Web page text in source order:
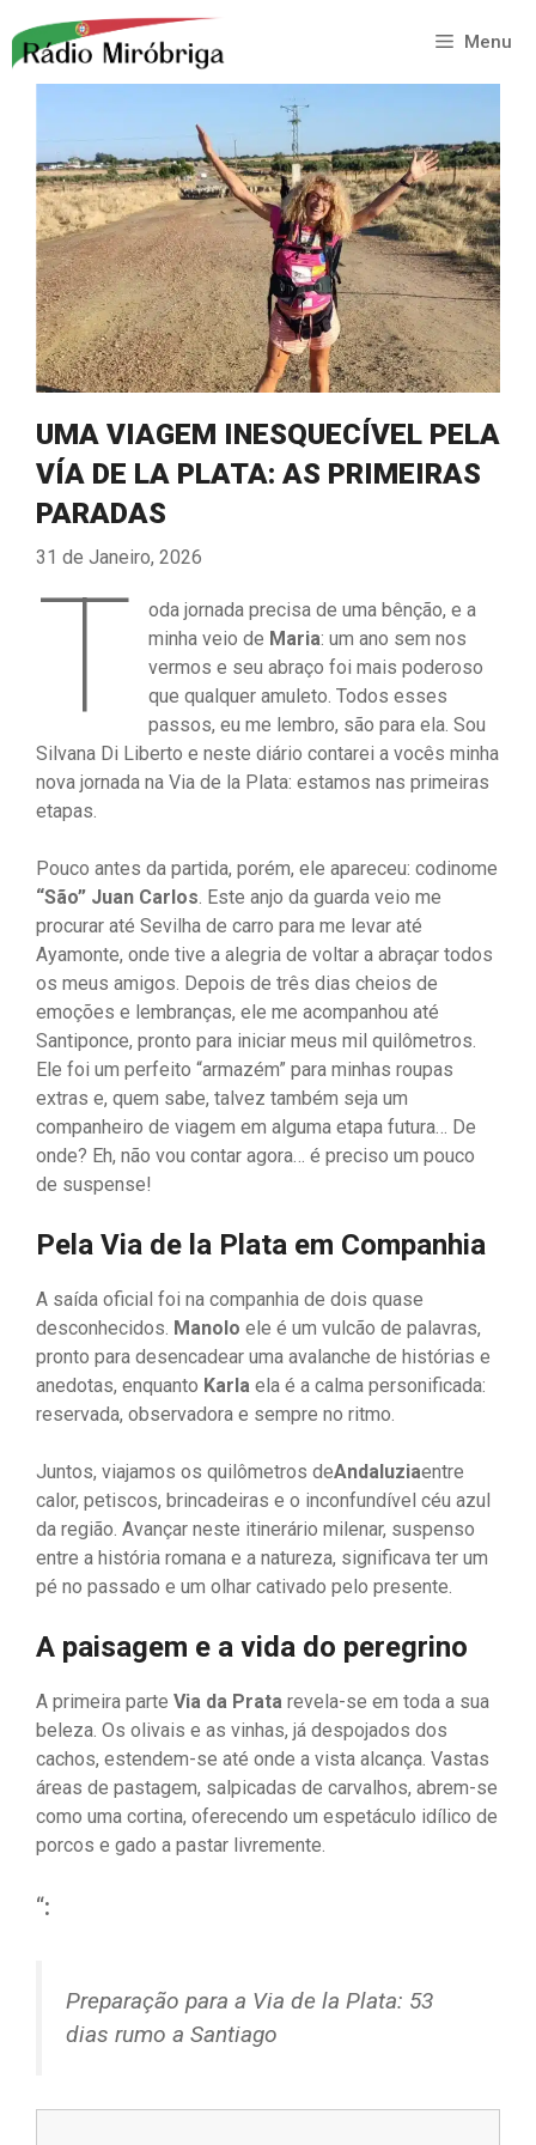
para
Menu
UMA VIAGEM INESQUECÍVEL PELA
VÍA DE LA PLATA: AS PRIMEIRAS
PARADAS
31 de Janeiro, 2026
T
oda jornada precisa de uma bênção, e a
minha veio de Maria: um ano sem nos
vermos e seu abraço foi mais poderoso
que qualquer amuleto. Todos esses
passos, eu me lembro, são para ela. Sou
Silvana Di Liberto e neste diário contarei a vocês minha
nova jornada na Via de la Plata: estamos nas primeiras
etapas.
Pouco antes da partida, porém, ele apareceu: codinome
“São” Juan Carlos . Este anjo da guarda veio me
procurar até Sevilha de carro para me levar até
Ayamonte, onde tive a alegria de voltar a abraçar todos
os meus amigos. Depois de três dias cheios de
emoções e lembranças, ele me acompanhou até
Santiponce, pronto para iniciar meus mil quilômetros.
Ele foi um perfeito “armazém” para minhas roupas
extras e, quem sabe, talvez também seja um
companheiro de viagem em alguma etapa futura… De
onde? Eh, não vou contar agora… é preciso um pouco
de suspense!
Pela Via de la Plata em Companhia
A saída oficial foi na companhia de dois quase
desconhecidos. Manolo ele é um vulcão de palavras,
pronto para desencadear uma avalanche de histórias e
anedotas, enquanto Karla ela é a calma personificada:
reservada, observadora e sempre no ritmo.
Juntos, viajamos os quilômetros deAndaluziaentre
calor, petiscos, brincadeiras e o inconfundível céu azul
da região. Avançar neste itinerário milenar, suspenso
entre a história romana e a natureza, significava ter um
pé no passado e um olhar cativado pelo presente.
A paisagem e a vida do peregrino
A primeira parte Via da Prata revela-se em toda a sua
beleza. Os olivais e as vinhas, já despojados dos
cachos, estendem-se até onde a vista alcança. Vastas
áreas de pastagem, salpicadas de carvalhos, abrem-se
como uma cortina, oferecendo um espetáculo idílico de
porcos e gado a pastar livremente.
“:
Preparação para a Via de la Plata: 53
dias rumo a Santiago